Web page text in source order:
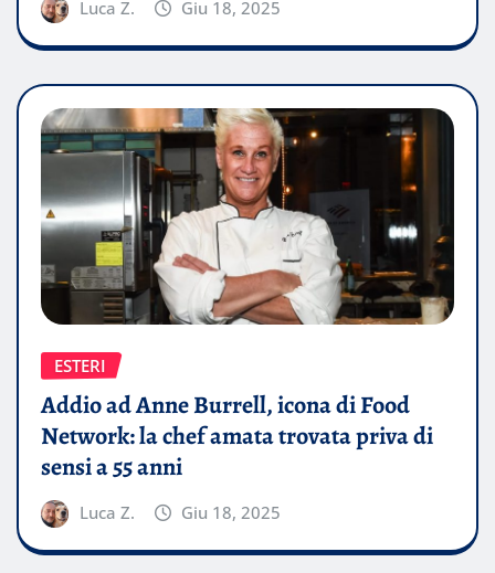
Luca Z. Giu 18, 2025
ESTERI
Addio ad Anne Burrell, icona di Food
Network: la chef amata trovata priva di
sensi a 55 anni
Luca Z. Giu 18, 2025